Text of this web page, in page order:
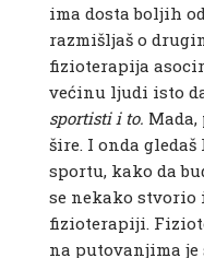
ima dosta boljih
razmišljaš o
fizioterapija
većinu ljudi isto
sportisti i to. Mada,
šire. I onda gledaš
sportu, kako da
se nekako stvorio
fizioterapiji.
na putovanjima je